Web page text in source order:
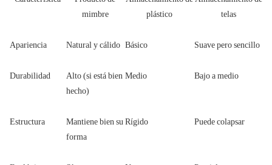
mimbre
plástico
telas
Apariencia Natural y cálido Básico Suave pero sencillo
Durabilidad
Alto (si está bien
hecho)
Medio Bajo a medio
Estructura
Mantiene bien su
forma
Rígido Puede colapsar